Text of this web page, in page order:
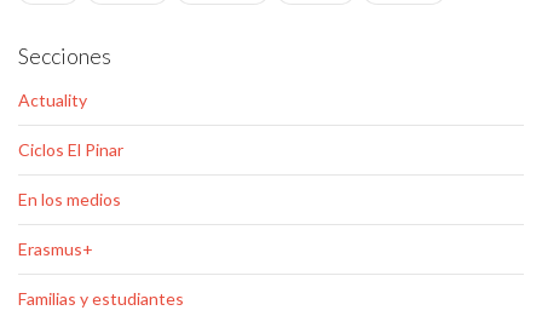
Secciones
Actuality
Ciclos El Pinar
En los medios
Erasmus+
Familias y estudiantes